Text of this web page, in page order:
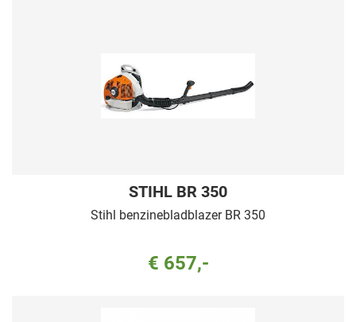
STIHL BR 350
Stihl benzinebladblazer BR 350
€ 657,-